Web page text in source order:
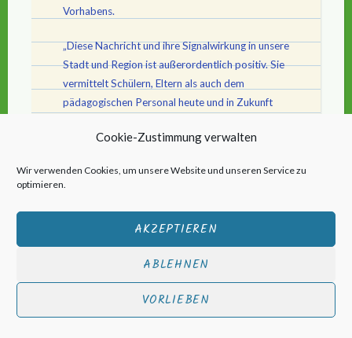
Cookie-Zustimmung verwalten
Wir verwenden Cookies, um unsere Website und unseren Service zu
optimieren.
AKZEPTIEREN
ABLEHNEN
VORLIEBEN
Vorhabens.
„Diese Nachricht und ihre Signalwirkung in unsere
Stadt und Region ist außerordentlich positiv. Sie
vermittelt Schülern, Eltern als auch dem
pädagogischen Personal heute und in Zukunft
Fortbestand und der baulichen Aufwertung des
Bürgermeister Sven Hause eingangs eines
Bauer (SPD), Landtagsabgeordneten Dr. Gunnar
Schellenberger (CDU) und Schuldirektor Uwe
für alle Beteiligten sehr langer und auch